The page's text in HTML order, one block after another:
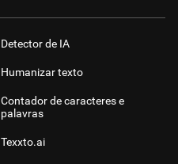
Detector de IA
Humanizar texto
Contador de caracteres e
palavras
Texxto.ai